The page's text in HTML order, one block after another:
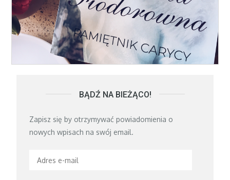
BĄDŹ NA BIEŻĄCO!
Zapisz się by otrzymywać powiadomienia o
nowych wpisach na swój email.
Adres